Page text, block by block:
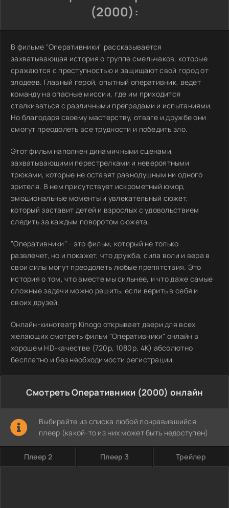
(2000):
В фильме "Оперативники" рассказывается
захватывающая история о группе смельчаков, которые
сражаются с преступностью и защищают свой город от
злодеев. Главный герой, опытный оперативник, ведет
команду на опасные миссии, где им приходится
сталкиваться с различными преградами и испытаниями.
Но благодаря своему мастерству, отваге и дружбе они
смогут преодолеть все трудности и победить зло.
Этот фильм наполнен динамичными сценами,
захватывающими перестрелками и невероятными
трюками, которые не оставят равнодушным ни одного
зрителя. В нем присутствует искрометный юмор,
эмоциональные моменты и увлекательный сюжет,
который заставит детей и взрослых с удовольствием
следить за каждым поворотом сюжета.
"Оперативники" - это фильм, который не только
развлечет, но и покажет, что дружба, сила воли и вера в
свои силы могут преодолеть любые препятствия. Это
история о том, что вместе мы сильнее, и что даже самые
сложные задачи можно решить, если верить в себя и
своих друзей.
Онлайн-кинотеатр Kinogo открывает двери для всех
желающих смотреть фильм "Оперативники" онлайн в
хорошем HD-качестве (720p, 1080p, 4K) абсолютно
бесплатно и без необходимости регистрации.
Смотреть Оперативники (2000) онлайн
Выбирайте из списка любой понравившийся
плеер (какой-то из них может быть недоступен)
Плеер 2 Плеер 3 Трейлер